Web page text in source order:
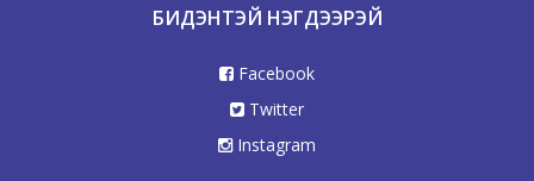
БИДЭНТЭЙ НЭГДЭЭРЭЙ
Facebook
Twitter
Instagram